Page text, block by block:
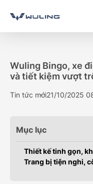
Wuling Bingo, xe
và tiết kiệm vượt
Tin tức mới21/10/2025
Mục lục
Thiết kế tinh gọn,
Trang bị tiện nghi,